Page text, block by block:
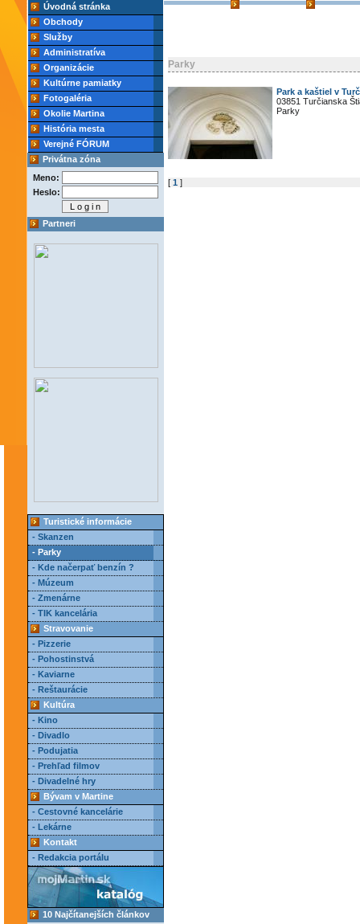
Úvodná stránka
Obchody
Služby
Administratíva
Organizácie
Kultúrne pamiatky
Fotogaléria
Okolie Martina
História mesta
Verejné FÓRUM
Privátna zóna
Meno:
Heslo:
Partneri
Turistické informácie
- Skanzen
- Parky
- Kde načerpať benzín ?
- Múzeum
- Zmenárne
- TIK kancelária
Stravovanie
- Pizzerie
- Pohostinstvá
- Kaviarne
- Reštaurácie
Kultúra
- Kino
- Divadlo
- Podujatia
- Prehľad filmov
- Divadelné hry
Bývam v Martine
- Cestovné kancelárie
- Lekárne
Kontakt
- Redakcia portálu
10 Najčítanejších článkov
Parky
Park a kaštiel v
03851 Turčianska
Parky
[ 1 ]